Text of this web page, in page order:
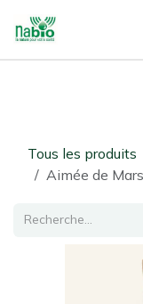
Tous les produits
Aimée de